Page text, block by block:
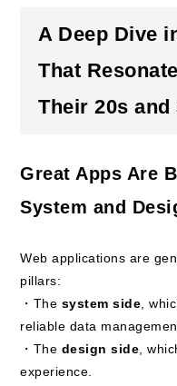
A Deep Dive
That
Their 20s and
Great Apps Are
System and
Web applications are
pillars:
・The system side,
reliable data
・The design side,
experience.